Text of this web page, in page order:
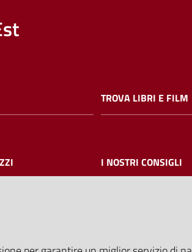
TROVA LIBRI E FILM
I NOSTRI CONSIGLI